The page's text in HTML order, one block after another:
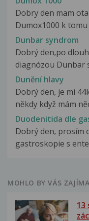
Dobry den mam
Dumox1000 k
Dunbar syndrom
Dobrý den,po
diagnózou Dunbar
Dunění hlavy
Dobrý den, je mi
někdy když mám
Duodenitida dle
Dobrý den, prosím
gastroskopie s
MOHLO BY VÁS
13